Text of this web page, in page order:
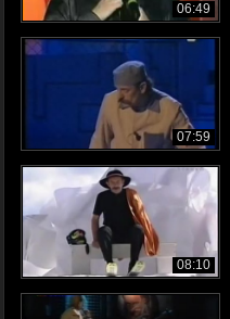
06:49
07:59
08:10